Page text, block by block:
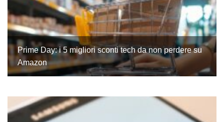
Prime Day: i 5 migliori sconti tech da non perdere su
Amazon